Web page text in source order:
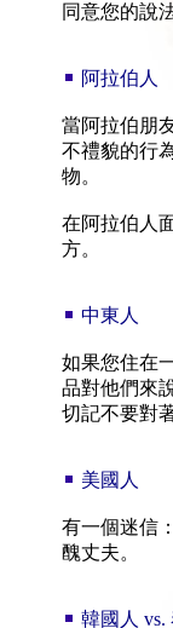
同意您的說
阿拉伯人
當阿拉伯朋
不禮貌的行
物。
在阿拉伯人
方。
中東人
如果您住在
品對他們來
切記不要對
美國人
有一個迷信
醜丈夫。
韓國人 vs.